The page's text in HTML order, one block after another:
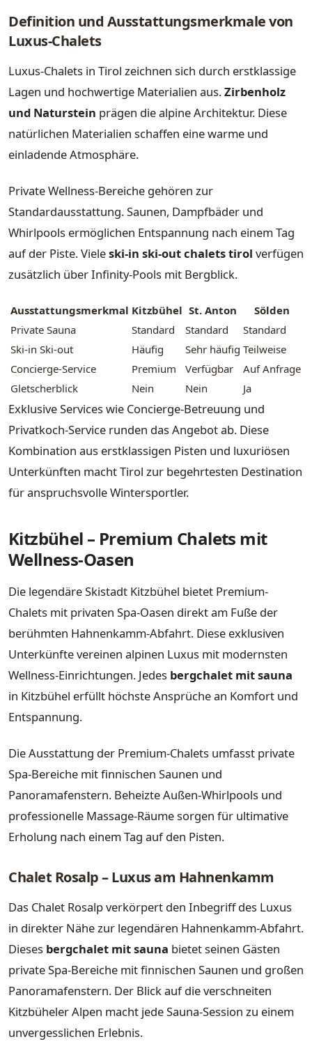
Definition und Ausstattungsmerkmale von
Luxus-Chalets
Luxus-Chalets in Tirol zeichnen sich durch erstklassige
Lagen und hochwertige Materialien aus.Zirbenholz
und Naturstein prägen die alpine Architektur. Diese
natürlichen Materialien schaffen eine warme und
einladende Atmosphäre.
Private Wellness-Bereiche gehören zur
Standardausstattung. Saunen, Dampfbäder und
Whirlpools ermöglichen Entspannung nach einem Tag
auf der Piste. Vieleski-in ski-out chalets tirol verfügen
zusätzlich über Infinity-Pools mit Bergblick.
Ausstattungsmerkmal Kitzbühel St. Anton
Sölden
Private Sauna
Standard Standard
Standard
Ski-in Ski-out
Häufig Sehr häufig Teilweise
Concierge-Service
Premium Verfügbar
Auf Anfrage
Gletscherblick
Nein Nein Ja
Exklusive Services wie Concierge-Betreuung und
Privatkoch-Service runden das Angebot ab. Diese
Kombination aus erstklassigen Pisten und luxuriösen
Unterkünften macht Tirol zur begehrtesten Destination
für anspruchsvolle Wintersportler.
Kitzbühel – Premium Chalets mit
Wellness-Oasen
Die legendäre Skistadt Kitzbühel bietet Premium-
Chalets mit privaten Spa-Oasen direkt am Fuße der
berühmten Hahnenkamm-Abfahrt. Diese exklusiven
Unterkünfte vereinen alpinen Luxus mit modernsten
Wellness-Einrichtungen. Jedes bergchalet mit sauna
in Kitzbühel erfüllt höchste Ansprüche an Komfort und
Entspannung.
Die Ausstattung der Premium-Chalets umfasst private
Spa-Bereiche mit finnischen Saunen und
Panoramafenstern. Beheizte Außen-Whirlpools und
professionelle Massage-Räume sorgen für ultimative
Erholung nach einem Tag auf den Pisten.
Chalet Rosalp – Luxus am Hahnenkamm
Das Chalet Rosalp verkörpert den Inbegriff des Luxus
in direkter Nähe zur legendären Hahnenkamm-Abfahrt.
Dieses bergchalet mit sauna bietet seinen Gästen
private Spa-Bereiche mit finnischen Saunen und großen
Panoramafenstern. Der Blick auf die verschneiten
Kitzbüheler Alpen macht jede Sauna-Session zu einem
unvergesslichen Erlebnis.